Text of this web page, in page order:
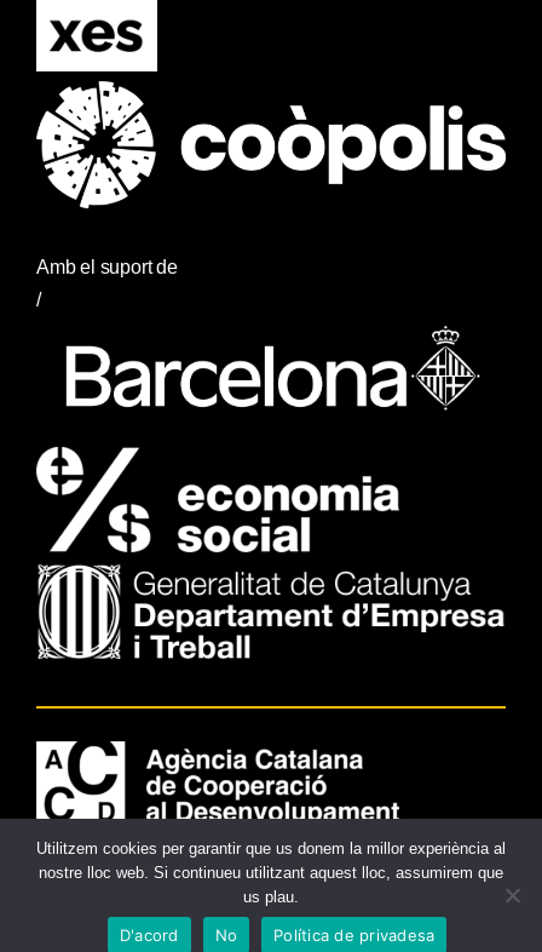
Amb el suport de
/
Utilitzem cookies per garantir que us donem la millor experiència al
nostre lloc web. Si continueu utilitzant aquest lloc, assumirem que
us plau.
D'acord No Política de privadesa